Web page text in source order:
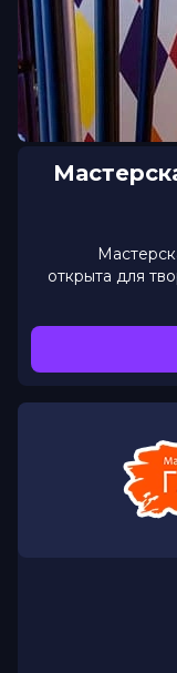
открыта для